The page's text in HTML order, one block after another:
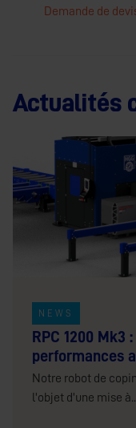
Demande de
Actualités
NEWS
RPC 1200 Mk3
performances
Notre robot de
l'objet d'une mise